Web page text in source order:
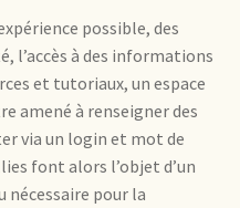
possible, des
l’accès à des informations
et tutoriaux, un espace
amené à renseigner des
via un login et mot de
font alors l’objet d’un
pour la